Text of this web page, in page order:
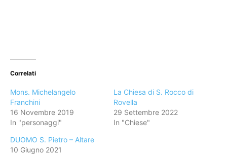
Correlati
Mons. Michelangelo
Franchini
16 Novembre 2019
In "personaggi"
La Chiesa di S. Rocco di
Rovella
29 Settembre 2022
In "Chiese"
DUOMO S. Pietro – Altare
10 Giugno 2021